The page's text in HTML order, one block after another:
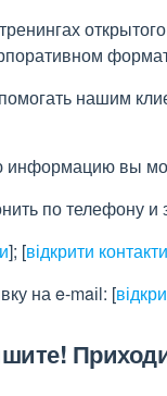
нашим
информацию вы
по телефону и
]; [відкрити контакти
на e-maіl: [